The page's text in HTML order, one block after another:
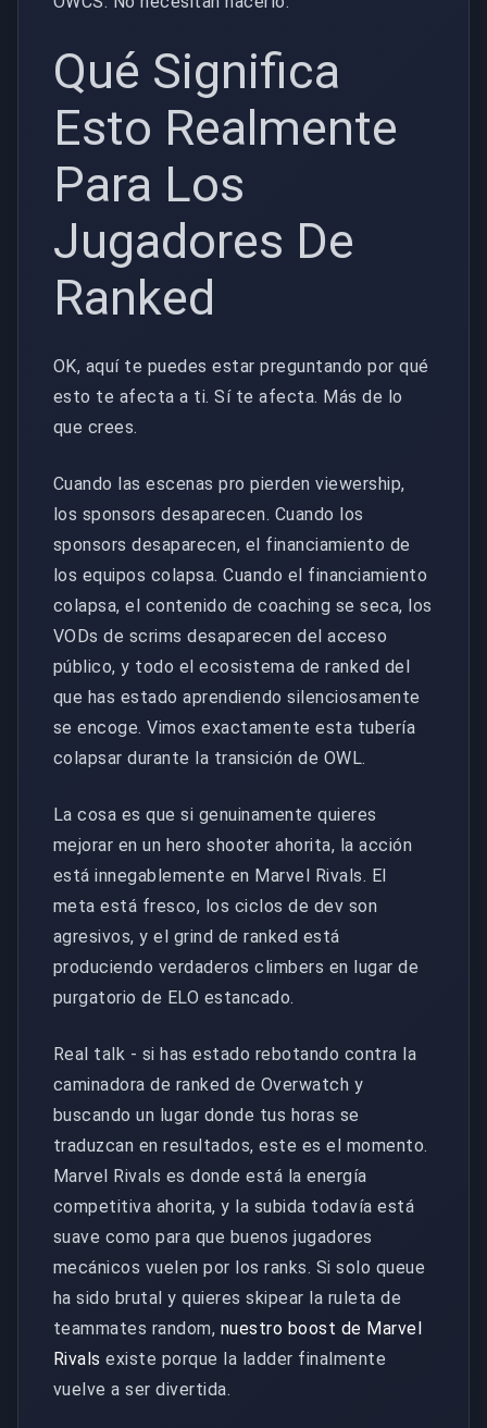
Qué Significa
Esto Realmente
Para Los
Jugadores De
Ranked
OK, aquí te puedes estar preguntando por qué
esto te afecta a ti. Sí te afecta. Más de lo
que crees.
Cuando las escenas pro pierden viewership,
los sponsors desaparecen. Cuando los
sponsors desaparecen, el financiamiento de
los equipos colapsa. Cuando el financiamiento
colapsa, el contenido de coaching se seca, los
VODs de scrims desaparecen del acceso
público, y todo el ecosistema de ranked del
que has estado aprendiendo silenciosamente
se encoge. Vimos exactamente esta tubería
colapsar durante la transición de OWL.
La cosa es que si genuinamente quieres
mejorar en un hero shooter ahorita, la acción
está innegablemente en Marvel Rivals. El
meta está fresco, los ciclos de dev son
agresivos, y el grind de ranked está
produciendo verdaderos climbers en lugar de
purgatorio de ELO estancado.
Real talk - si has estado rebotando contra la
caminadora de ranked de Overwatch y
buscando un lugar donde tus horas se
traduzcan en resultados, este es el momento.
Marvel Rivals es donde está la energía
competitiva ahorita, y la subida todavía está
suave como para que buenos jugadores
mecánicos vuelen por los ranks. Si solo queue
ha sido brutal y quieres skipear la ruleta de
teammates random, nuestro boost de Marvel
Rivals existe porque la ladder finalmente
vuelve a ser divertida.